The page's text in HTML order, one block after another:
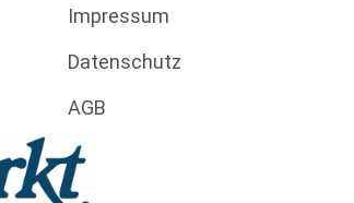
Impressum
Datenschutz
AGB